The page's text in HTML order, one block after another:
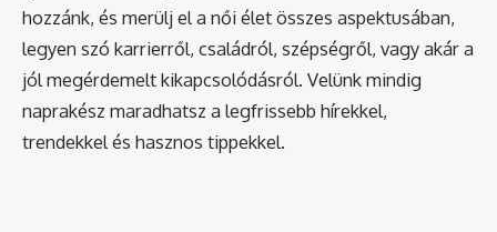
hozzánk, és merülj el a női élet összes aspektusában,
legyen szó karrierről, családról, szépségről, vagy akár a
jól megérdemelt kikapcsolódásról. Velünk mindig
naprakész maradhatsz a legfrissebb hírekkel,
trendekkel és hasznos tippekkel.